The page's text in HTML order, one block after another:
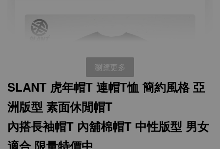
瀏覽更多
SLANT 虎年帽T 連帽T恤 簡約風格 亞
洲版型 素面休閒帽T
內搭長袖帽T 內舖棉帽T 中性版型 男女
適合 限量特價中